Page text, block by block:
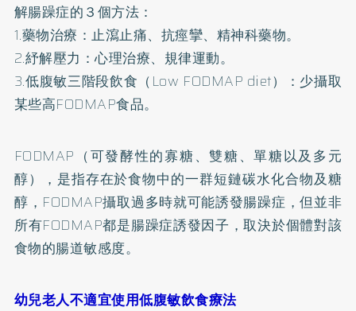
解腸躁症的３個方法：
1.藥物治療：止瀉止痛、抗痙攣、精神科藥物。
2.紓解壓力：心理治療、規律運動。
3.低腹敏三階段飲食（Low FODMAP diet）：少攝取
某些高FODMAP食品。
FODMAP（可發酵性的寡糖、雙糖、單糖以及多元
醇），是指存在於食物中的一群短鏈碳水化合物及糖
醇，FODMAP攝取過多時就可能誘發腸躁症，但並非
所有FODMAP都是腸躁症誘發因子，取決於個體對該
食物的腸道敏感度。
幼兒老人不適宜使用低腹敏飲食療法